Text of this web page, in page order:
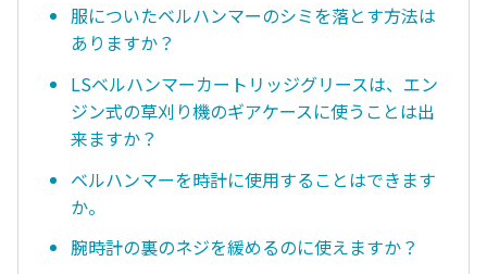
服についたベルハンマーのシミを落とす方法は
ありますか？
LSベルハンマーカートリッジグリースは、エン
ジン式の草刈り機のギアケースに使うことは出
来ますか？
ベルハンマーを時計に使用することはできます
か。
腕時計の裏のネジを緩めるのに使えますか？